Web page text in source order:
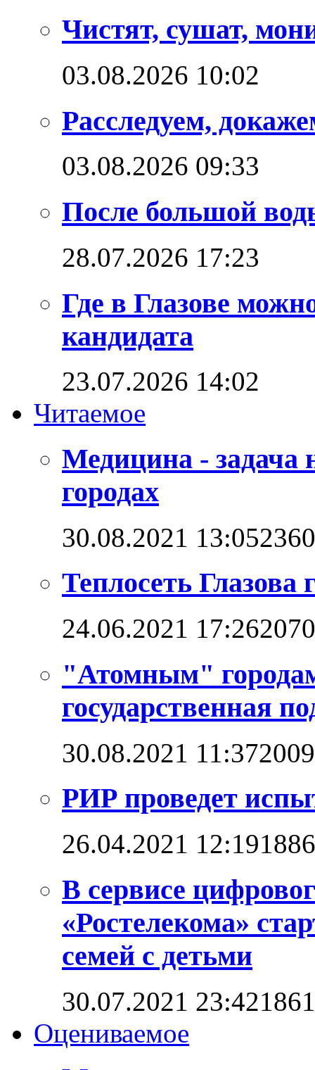
Чистят, сушат,
03.08.2026 10:02
Расследуем,
03.08.2026 09:33
После большой
28.07.2026 17:23
Где в Глазове
кандидата
23.07.2026 14:02
Читаемое
Медицина - задача
городах
30.08.2021 13:05
Теплосеть Глазова
24.06.2021 17:26
"Атомным"
государственная
30.08.2021 11:37
РИР проведет
26.04.2021 12:19
В сервисе
«Ростелекома»
семей с детьми
30.07.2021 23:42
Оцениваемое